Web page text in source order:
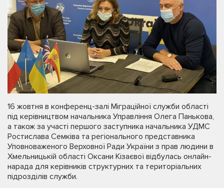
16 жовтня в конференц-залі Міграційної служби області
під керівництвом начальника Управління Олега Панькова,
а також за участі першого заступника начальника УДМС
Ростислава Семківа та регіонального представника
Уповноваженого Верховної Ради України з прав людини в
Хмельницькій області Оксани Кізаєвої відбулась онлайн-
нарада для керівників структурних та територіальних
підрозділів служби.